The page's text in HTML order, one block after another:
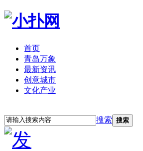
首页
青岛万象
最新资讯
创意城市
文化产业
搜索 搜索